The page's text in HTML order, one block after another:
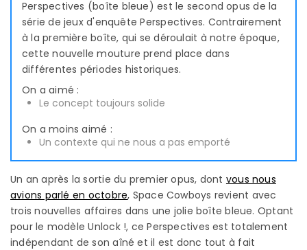
Perspectives (boîte bleue) est le second opus de la
série de jeux d'enquête Perspectives. Contrairement
à la première boîte, qui se déroulait à notre époque,
cette nouvelle mouture prend place dans
différentes périodes historiques.
On a aimé :
Le concept toujours solide
On a moins aimé :
Un contexte qui ne nous a pas emporté
Un an après la sortie du premier opus, dont vous nous
avions parlé en octobre, Space Cowboys revient avec
trois nouvelles affaires dans une jolie boîte bleue. Optant
pour le modèle Unlock !, ce Perspectives est totalement
indépendant de son aîné et il est donc tout à fait